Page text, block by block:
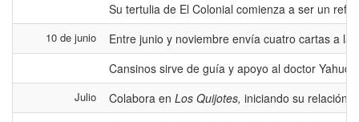
Su tertulia de El Colonial comienza a ser un
10 de junio
Entre junio y noviembre envía cuatro cartas a
Cansinos sirve de guía y apoyo al doctor
Julio Colabora en Los Quijotes, iniciando su relación